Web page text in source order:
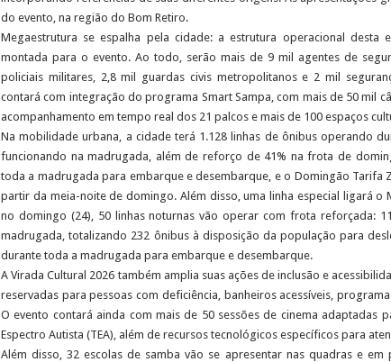
do evento, na região do Bom Retiro.
Megaestrutura se espalha pela cidade: a estrutura operacional desta
montada para o evento. Ao todo, serão mais de 9 mil agentes de
policiais militares, 2,8 mil guardas civis metropolitanos e 2 mil
contará com integração do programa Smart Sampa, com mais de 50 mil
acompanhamento em tempo real dos 21 palcos e mais de 100 espaços
Na mobilidade urbana, a cidade terá 1.128 linhas de ônibus operando
funcionando na madrugada, além de reforço de 41% na frota de
toda a madrugada para embarque e desembarque, e o Domingão Tarifa
partir da meia-noite de domingo. Além disso, uma linha especial ligará o
no domingo (24), 50 linhas noturnas vão operar com frota reforçada:
madrugada, totalizando 232 ônibus à disposição da população para
durante toda a madrugada para embarque e desembarque.
A Virada Cultural 2026 também amplia suas ações de inclusão e
reservadas para pessoas com deficiência, banheiros acessíveis,
O evento contará ainda com mais de 50 sessões de cinema adaptadas
Espectro Autista (TEA), além de recursos tecnológicos específicos para
Além disso, 32 escolas de samba vão se apresentar nas quadras e em